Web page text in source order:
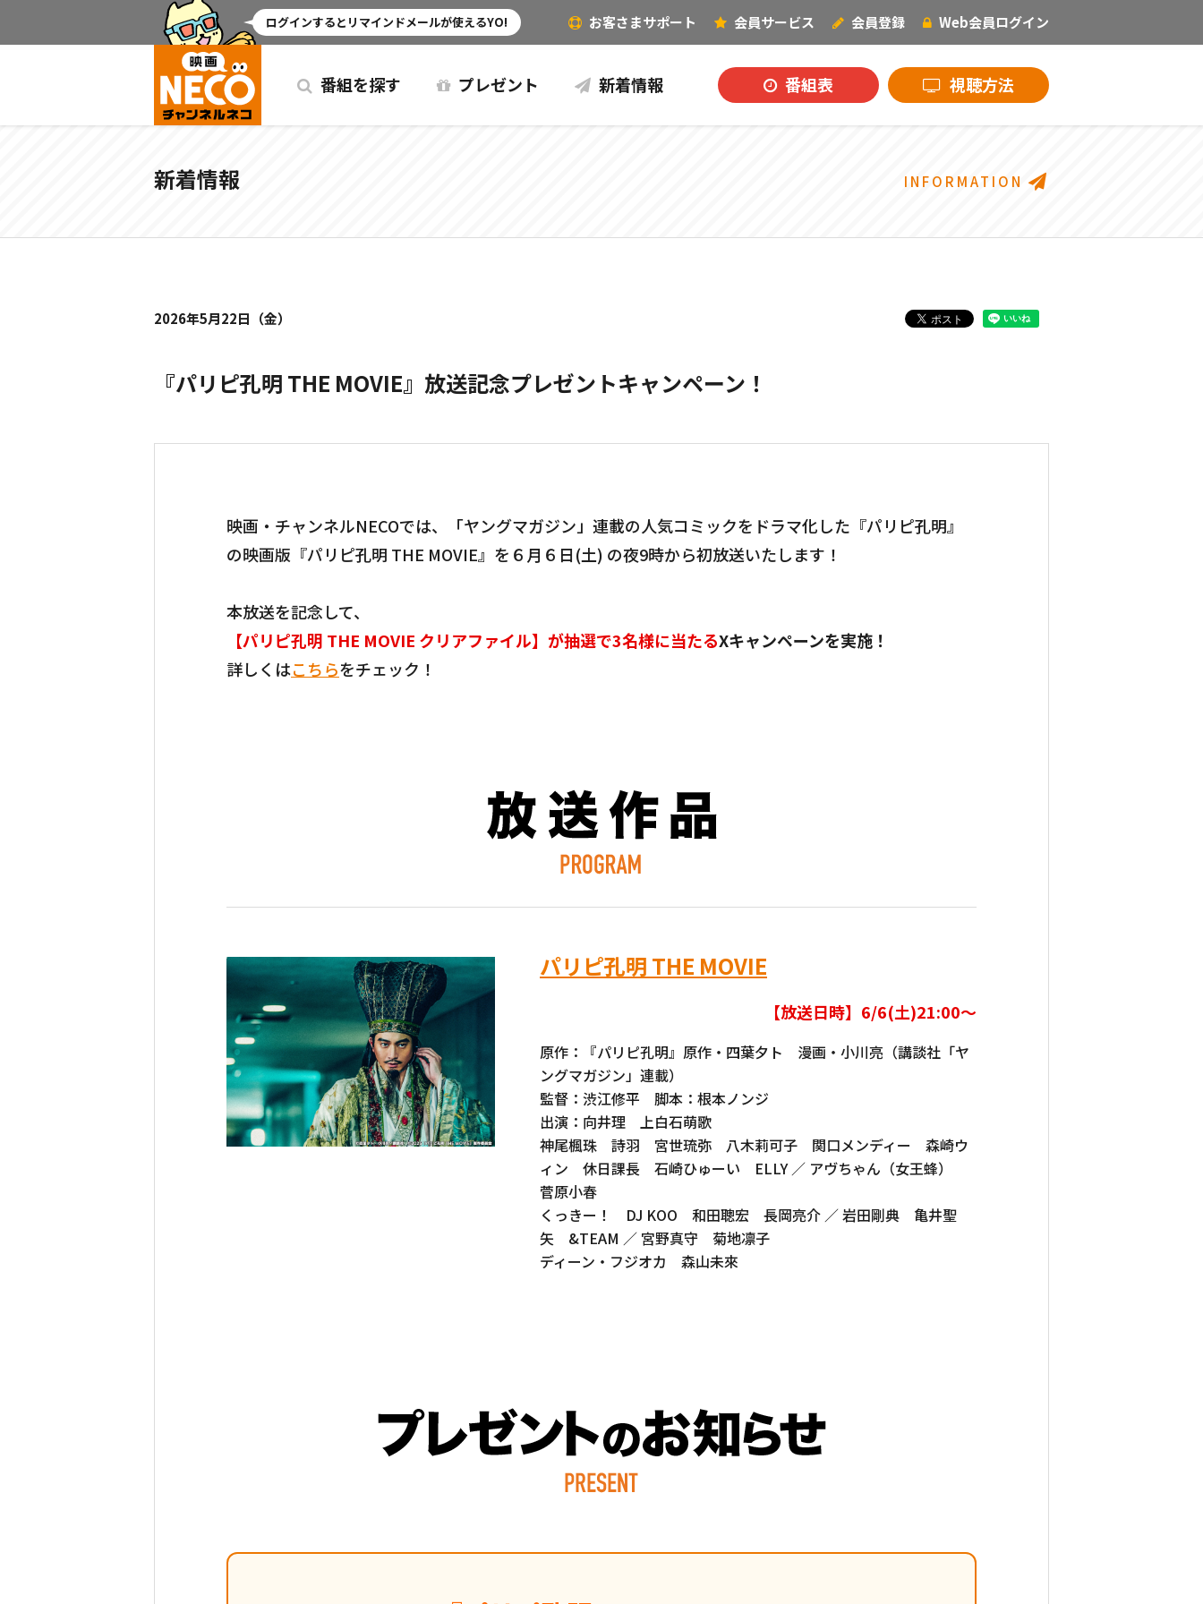
番組を探す プレゼント 新着情報 番組表 視聴方法
お客さまサポート 会員サービス 会員登録 Web会員ログイン
ミッドナイト その他（音楽など） NECOオリジナル
ログインするとリマインドメールが使えるYO!
新着情報 INFORMATION
2026年5月22日（金）
『パリピ孔明 THE MOVIE』放送記念プレゼントキャンペーン！
映画・チャンネルNECOでは、「ヤングマガジン」連載の人気コミックをドラマ化した『パリピ孔明』
の映画版『パリピ孔明 THE MOVIE』を６月６日(土) の夜9時から初放送いたします！
本放送を記念して、
【パリピ孔明 THE MOVIE クリアファイル】が抽選で3名様に当たるXキャンペーンを実施！
詳しくはこちらをチェック！
パリピ孔明 THE MOVIE
【放送日時】6/6(土)21:00～
原作：『パリピ孔明』原作・四葉夕ト 漫画・小川亮（講談社「ヤ
ングマガジン」連載）
監督：渋江修平 脚本：根本ノンジ
出演：向井理 上白石萌歌
神尾楓珠 詩羽 宮世琉弥 八木莉可子 関口メンディー 森崎ウ
ィン 休日課長 石崎ひゅーい ELLY ／ アヴちゃん（女王蜂）
菅原小春
くっきー！ DJ KOO 和田聰宏 長岡亮介 ／ 岩田剛典 亀井聖
矢 &TEAM ／ 宮野真守 菊地凛子
ディーン・フジオカ 森山未來